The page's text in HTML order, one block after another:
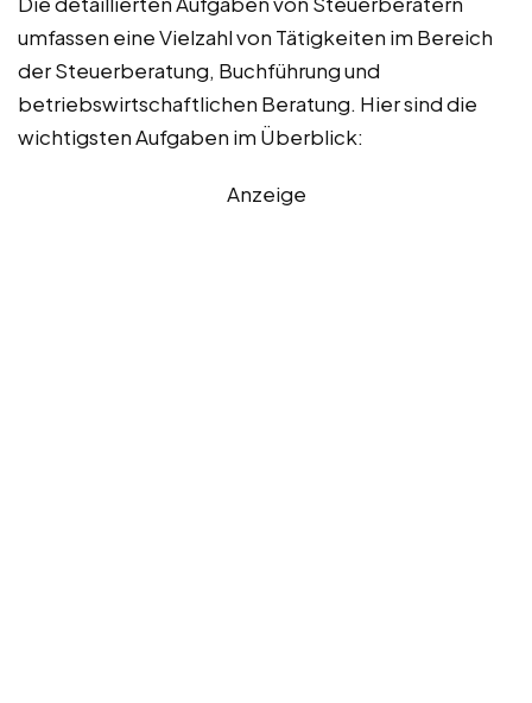
umfassen eine Vielzahl von Tätigkeiten im Bereich
der Steuerberatung, Buchführung und
betriebswirtschaftlichen Beratung. Hier sind die
wichtigsten Aufgaben im Überblick:
Anzeige